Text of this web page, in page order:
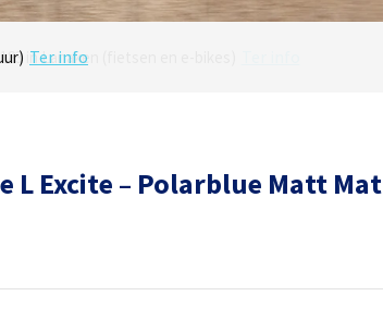
in Lanaken (fietsen en e-bikes)
Ter info
L Excite – Polarblue Matt Mat